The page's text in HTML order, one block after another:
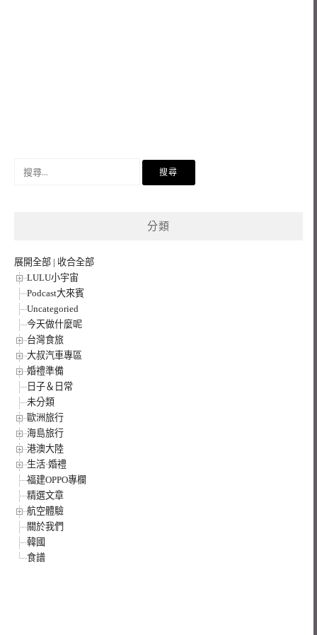
分類
展開全部 | 收合全部
LULU小宇宙
Podcast大來賓
Uncategoried
今天做什麼呢
台灣食旅
大叔汽車專區
婚禮準備
日子＆日常
未分類
歐洲旅行
海島旅行
港澳大陸
生活·婚禮
福建OPPO專欄
精選文章
航空體驗
關於我們
韓國
食譜